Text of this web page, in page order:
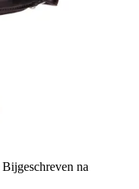
Bijgeschreven na